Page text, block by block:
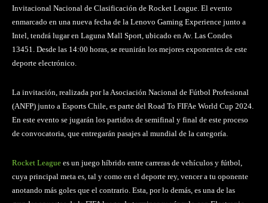
Invitacional Nacional de Clasificación de Rocket League. El evento
enmarcado en una nueva fecha de la Lenovo Gaming Experience junto a
Intel, tendrá lugar en Laguna Mall Sport, ubicado en Av. Las Condes
13451. Desde las 14:00 horas, se reunirán los mejores exponentes de este
deporte electrónico.
La invitación, realizada por la Asociación Nacional de Fútbol Profesional
(ANFP) junto a Esports Chile, es parte del Road To FIFAe World Cup 2024.
En este evento se jugarán los partidos de semifinal y final de este proceso
de convocatoria, que entregarán pasajes al mundial de la categoría.
Rocket League es un juego híbrido entre carreras de vehículos y fútbol,
cuya principal meta es, tal y como en el deporte rey, vencer a tu oponente
anotando más goles que el contrario. Esta, por lo demás, es una de las